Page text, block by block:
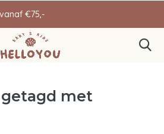
€75,-
met